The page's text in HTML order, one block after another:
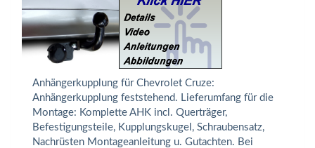
Anhängerkupplung für Chevrolet Cruze:
Anhängerkupplung feststehend. Lieferumfang für die
Montage: Komplette AHK incl. Querträger,
Befestigungsteile, Kupplungskugel, Schraubensatz,
Nachrüsten Montageanleitung u. Gutachten. Bei